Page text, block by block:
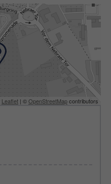
Leaflet | ©OpenStreetMapcontributors